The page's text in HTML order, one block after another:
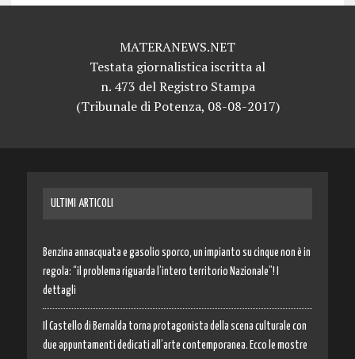
MATERANEWS.NET
Testata giornalistica iscritta al
n. 473 del Registro Stampa
(Tribunale di Potenza, 08-08-2017)
ULTIMI ARTICOLI
Benzina annacquata e gasolio sporco, un impianto su cinque non è in
regola: “il problema riguarda l’intero territorio Nazionale”! I
dettagli
Il Castello di Bernalda torna protagonista della scena culturale con
due appuntamenti dedicati all’arte contemporanea. Ecco le mostre